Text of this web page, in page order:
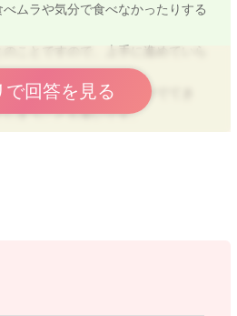
ムラや気分で食べなかったりする
ことですので、上手に進めていら
発達により、自己主張がでてき
しまうことも多いです。
えられるようになったこともお子
なくて済むかと思いますよ。
で回答を見る